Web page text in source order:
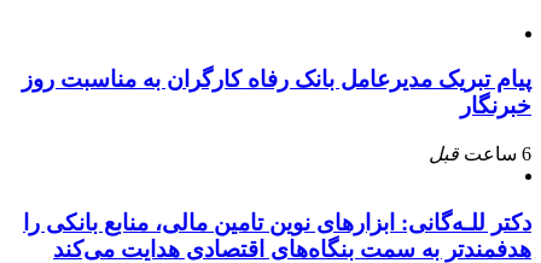
پیام تبریک مدیرعامل بانک رفاه کارگران به مناسبت روز
خبرنگار
6 ساعت قبل
دکتر للـه‌گانی: ابزارهای نوین تامین مالی، منابع بانکی را
هدفمندتر به سمت بنگاه‌های اقتصادی هدایت می‌کند